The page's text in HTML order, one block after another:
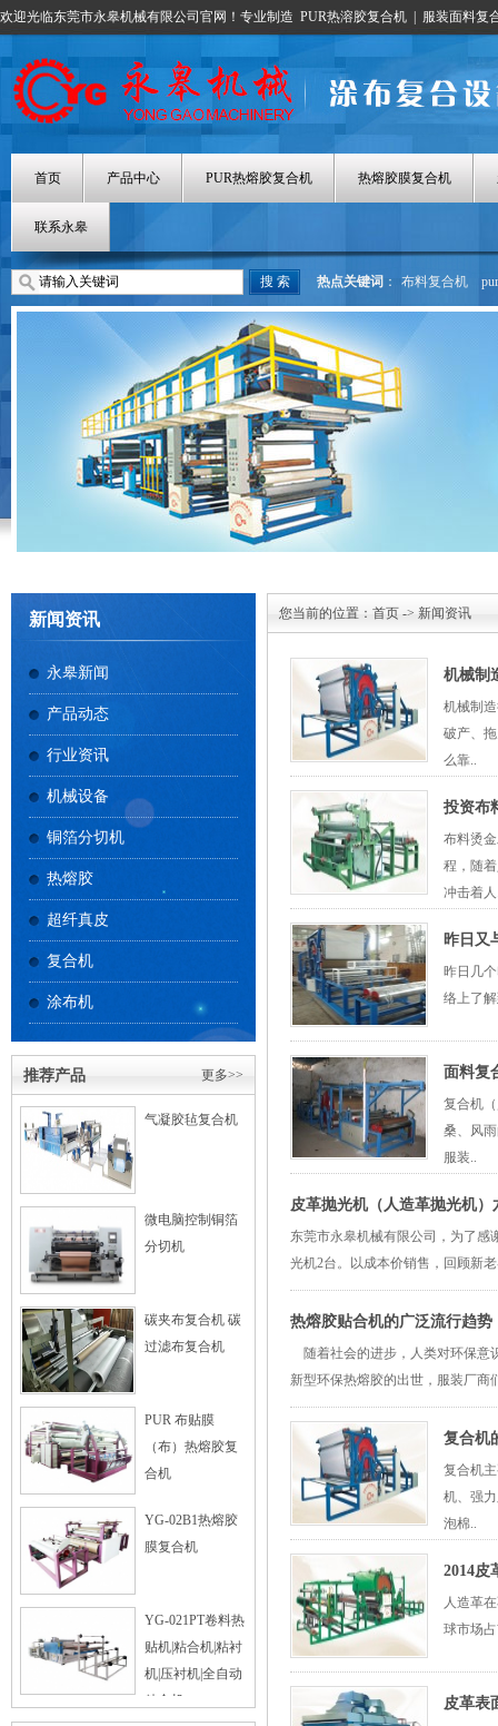
欢迎光临东莞市永皋机械有限公司官网！专业制造 PUR热溶胶复合机 服装面料复
首页 产品中心 PUR热熔胶复合机 热熔胶膜复合机
联系永皋
热点关键词 ： 布料复合机
热熔胶涂布机
热熔胶膜复合
新闻资讯
永皋新闻
产品动态
行业资讯
机械设备
铜箔分切机
热熔胶
超纤真皮
复合机
涂布机
更多>>
推荐产品
气凝胶毡复合机
微电脑控制铜箔
分切机
碳夹布复合机 碳
过滤布复合机
PUR 布贴膜
（布）热熔胶复
合机
YG-02B1热熔胶
膜复合机
YG-021PT卷料热
贴机|粘合机|粘衬
机|压衬机|全自动
粘合机
您当前的位置： 首页 -> 新闻资讯
机械制
机械制
破产、
么靠..
投资布
布料烫
程，随
冲击着
昨日又
昨日几
络上了
面料复
复合机
桑、风
服装..
皮革抛光机（人造革抛光机
东莞市永皋机械有限公司，为了感
光机2台。以成本价销售，回顾新
热熔胶贴合机的广泛流行趋势
随着社会的进步，人类对环保意
新型环保热熔胶的出世，服装厂商
复合机
复合机
机、强
泡棉..
2014皮
人造革
球市场
皮革表